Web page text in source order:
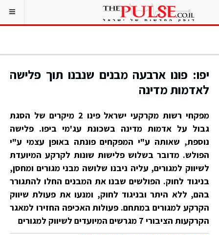
יפו: פונו ארבעה מבנים שנבנו תוך פלישה
לאדמות מדינה
מפקחי רשות מקרקעי ישראל פינו 2 מיקרים של הסגת
גבול על אדמות מדינה בשכונת עג'מי ביפו. פלישה
נוספת, שאותה ע"י המפקחים פונתה באופן עצמי ע"י
הפולש. מדובר בשלוש פלישות שונות לקרקע המיועדת
לשיווק למגורים, עליה ניבנו שלושה מבני מגורים ומחסן,
בניגוד לחוק. הפולשים שבנו את המבנים החלו להתגורר
בהם, ללא היתר ובניגוד לחוק, ומנעו את פעולת שיווק
הקרקע למגורים במתחם. פעולות האכיפה החזירו למאגר
הקרקעות הציבורי 7 מגרשים המיועדים לשיווק למגורים